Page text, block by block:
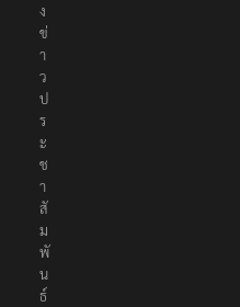
ง
ข่
า
ว
ป
ร
ะ
ช
า
สั
ม
พั
น
ธ์